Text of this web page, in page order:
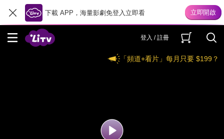
下載 APP，海量影劇免登入立即看
登入 / 註冊
「頻道+看片」每月只要 $199？